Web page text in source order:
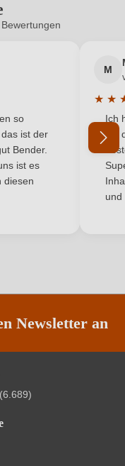
Wein- Sekt-Kontor
Ginestet à F33360-099
0,75 L
2021
Frankreich
Passwort vergessen
Bewertung von 4.7
von 5 von 5 Sternen
so
ist der
Bender.
ist es
diesen
M
★ ★
Ich
mit
und
Newsletter an
(6.689)